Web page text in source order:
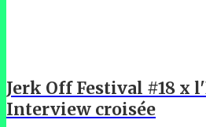
Jerk Off Festival #18 x
Interview croisée